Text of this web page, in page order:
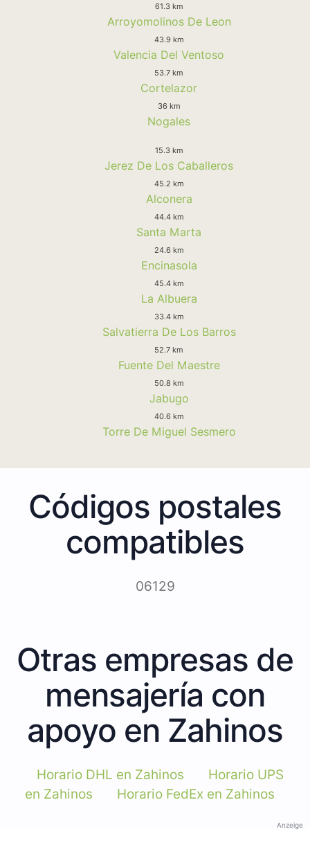
61.3 km
Arroyomolinos De Leon
43.9 km
Valencia Del Ventoso
53.7 km
Cortelazor
36 km
Nogales
15.3 km
Jerez De Los Caballeros
45.2 km
Alconera
44.4 km
Santa Marta
24.6 km
Encinasola
45.4 km
La Albuera
33.4 km
Salvatierra De Los Barros
52.7 km
Fuente Del Maestre
50.8 km
Jabugo
40.6 km
Torre De Miguel Sesmero
Códigos postales
compatibles
06129
Otras empresas de
mensajería con
apoyo en Zahinos
Horario DHL en Zahinos
Horario UPS
en Zahinos
Horario FedEx en Zahinos
Anzeige